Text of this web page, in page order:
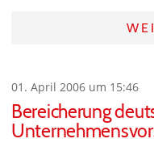
01. April 2006 um 15:46
Bereicherung